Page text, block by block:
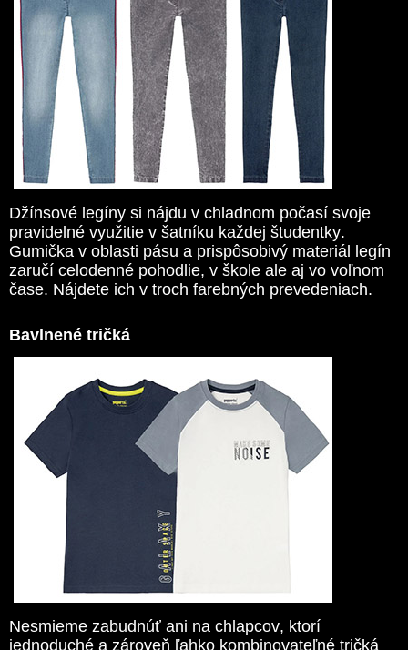
Džínsové legíny si nájdu v chladnom počasí svoje
pravidelné využitie v šatníku každej študentky.
Gumička v oblasti pásu a prispôsobivý materiál legín
zaručí celodenné pohodlie, v škole ale aj vo voľnom
čase. Nájdete ich v troch farebných prevedeniach.
Bavlnené tričká
Nesmieme zabudnúť ani na chlapcov, ktorí
jednoduché a zároveň ľahko kombinovateľné tričká